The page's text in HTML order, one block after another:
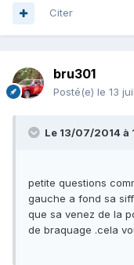
Citer
bru301
Posté(e) le 13
Le 13/07/2014 à
petite questions
gauche a fond sa
que sa venez de la
de braquage .cela